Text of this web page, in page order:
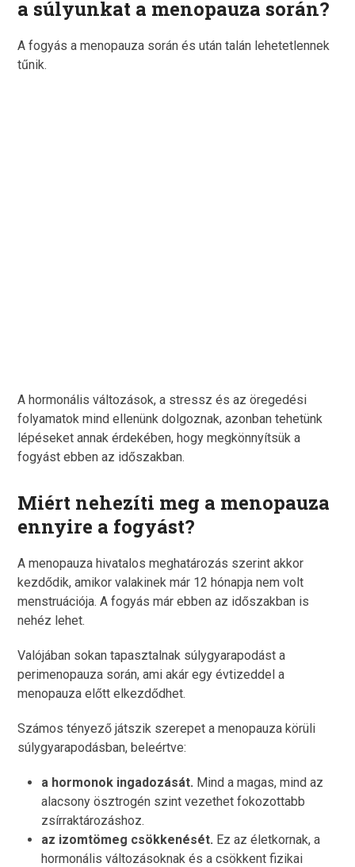
a súlyunkat a menopauza során?
A fogyás a menopauza során és után talán lehetetlennek
tűnik.
A hormonális változások, a stressz és az öregedési
folyamatok mind ellenünk dolgoznak, azonban tehetünk
lépéseket annak érdekében, hogy megkönnyítsük a
fogyást ebben az időszakban.
Miért nehezíti meg a menopauza
ennyire a fogyást?
A menopauza hivatalos meghatározás szerint akkor
kezdődik, amikor valakinek már 12 hónapja nem volt
menstruációja. A fogyás már ebben az időszakban is
nehéz lehet.
Valójában sokan tapasztalnak súlygyarapodást a
perimenopauza során, ami akár egy évtizeddel a
menopauza előtt elkezdődhet.
Számos tényező játszik szerepet a menopauza körüli
súlygyarapodásban, beleértve:
a hormonok ingadozását. Mind a magas, mind az
alacsony ösztrogén szint vezethet fokozottabb
zsírraktározáshoz.
az izomtömeg csökkenését. Ez az életkornak, a
hormonális változásoknak és a csökkent fizikai